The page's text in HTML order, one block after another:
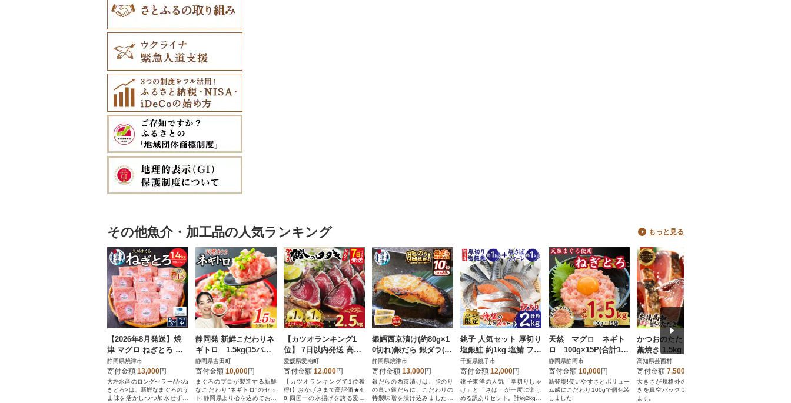
その他魚介・加工品の人気ランキング もっと見る
【2026年8月発送】焼
津 マグロ ねぎとろ セ
ット S4 ネギトロ(a12-1
50202608)
静岡県焼津市
寄付金額 13,000円
大坪水産のロングセラー品<ね
ぎとろ>は、新鮮なまぐろのう
ま味を活かしつつ加水せずに
静岡発 新鮮こだわりネ
ギトロ 1.5kg(15パッ
ク入り)のセット
静岡県吉田町
寄付金額 10,000円
まぐろのプロが製造する新鮮
なこだわり“ネギトロ”のセッ
ト!静岡県より心を込めてお届
【カツオランキング1
位】 7日以内発送 高評
価★4.8 訳あり かつお
のたたき 2.5kg
愛媛県愛南町
寄付金額 12,000円
【カツオランキングで1位獲
得!】おかげさまで高評価★4.
8!四国一の水揚げを誇る愛媛
銀鱈西京漬け(約80g×1
0切れ)銀だら 銀ダラ(a1
2-145)
静岡県焼津市
寄付金額 13,000円
銀だらの西京漬けは、脂のり
の良い銀だらに、こだわりの
特製味噌を漬け込みました。
銚子 人気セット 厚切り
塩銀鮭 約1kg 塩鯖 フィ
ーレ約1kg 合計約2.0kg
【さとふる限定】
千葉県銚子市
寄付金額 12,000円
銚子東洋の人気「厚切りしゃ
け」と「さば」が一度に楽し
める訳ありセット。計約2kgを
天然 マグロ ネギト
ロ 100g×15P(合計1.5
kg)
静岡県静岡市
寄付金額 10,000円
新登場!使いやすさとボリュー
ム感にこだわり100gで個包装
しました!
かつおのたたき訳あり
藁焼き 1.5kg 鰹タタキ
【KYF027】
高知県芸西村
寄付金額 7,500
大きさが規格外のカツオたた
きを真空パックにてお届けし
ます。